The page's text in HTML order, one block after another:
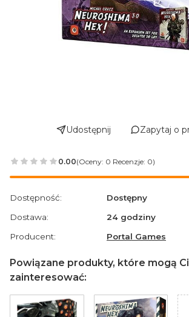
Udostępnij Zapytaj o
0.00(Oceny: 0 Recenzje: 0)
Przejdź do sekcji Opinie
Dostępność:
Dostępny
Dostawa:
24 godziny
Producent:
Portal Games
Powiązane produkty, które mogą
zainteresować: